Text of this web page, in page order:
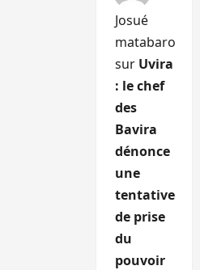
Josué
matabaro
sur Uvira
: le chef
des
Bavira
dénonce
une
tentative
de prise
du
pouvoir